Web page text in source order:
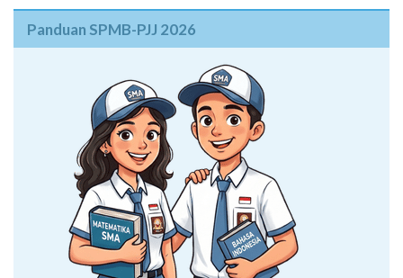
Panduan SPMB-PJJ 2026